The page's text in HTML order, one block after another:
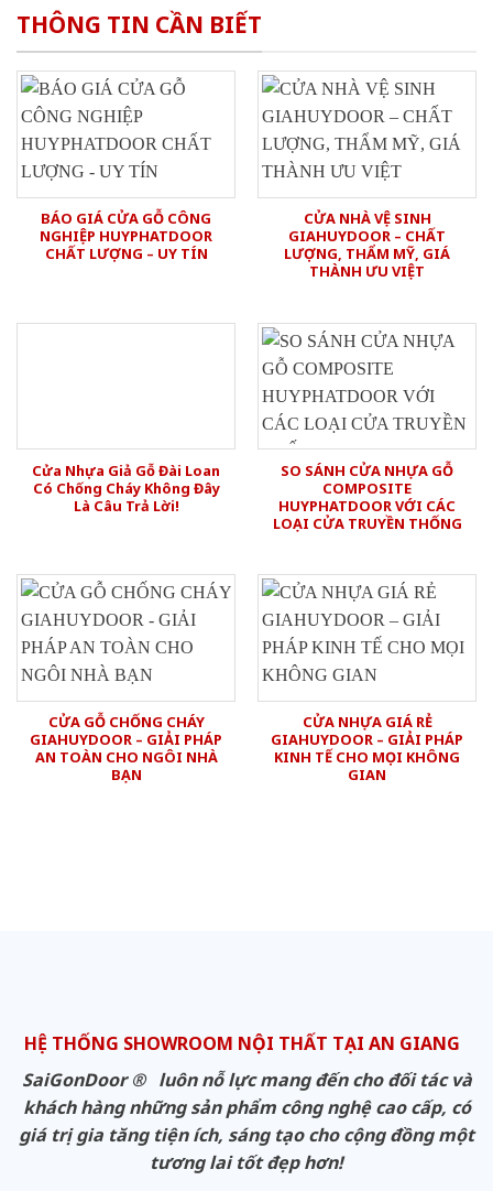
THÔNG TIN CẦN BIẾT
BÁO GIÁ CỬA GỖ CÔNG
NGHIỆP HUYPHATDOOR
CHẤT LƯỢNG – UY TÍN
CỬA NHÀ VỆ SINH
GIAHUYDOOR – CHẤT
LƯỢNG, THẨM MỸ, GIÁ
THÀNH ƯU VIỆT
Cửa Nhựa Giả Gỗ Đài Loan
Có Chống Cháy Không Đây
Là Câu Trả Lời!
SO SÁNH CỬA NHỰA GỖ
COMPOSITE
HUYPHATDOOR VỚI CÁC
LOẠI CỬA TRUYỀN THỐNG
CỬA GỖ CHỐNG CHÁY
GIAHUYDOOR – GIẢI PHÁP
AN TOÀN CHO NGÔI NHÀ
BẠN
CỬA NHỰA GIÁ RẺ
GIAHUYDOOR – GIẢI PHÁP
KINH TẾ CHO MỌI KHÔNG
GIAN
HỆ THỐNG SHOWROOM NỘI THẤT TẠI AN GIANG
SaiGonDoor ® luôn nỗ lực mang đến cho đối tác và
khách hàng những sản phẩm công nghệ cao cấp, có
giá trị gia tăng tiện ích, sáng tạo cho cộng đồng một
tương lai tốt đẹp hơn!